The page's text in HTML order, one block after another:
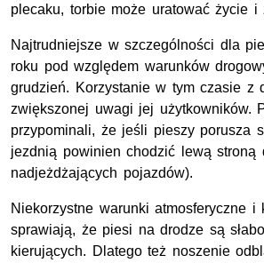
plecaku, torbie może uratować życie i
Najtrudniejsze w szczególności dla
roku pod względem warunków
grudzień. Korzystanie w tym czasie z
zwiększonej uwagi jej użytkowników.
przypominali, że jeśli pieszy porusza
jezdnią powinien chodzić lewą stroną
nadjeżdżających pojazdów).
Niekorzystne warunki atmosferyczne i
sprawiają, że piesi na drodze są
kierujących. Dlatego też noszenie